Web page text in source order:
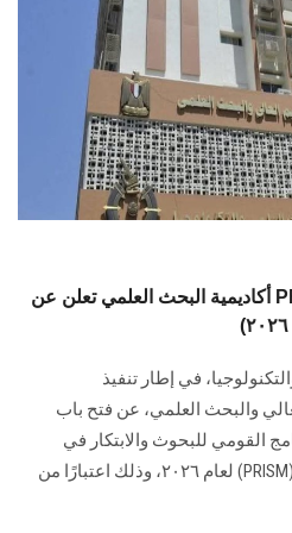
أكاديمية البحث العلمي تعلن عن PRISM فتح باب التقدم لبرنامج
في إطار تنفيذ
والبحث العلمي، عن فتح باب
القومي للبحوث والابتكار في
العلوم الصحية والطبية الحيوية (PRISM) لعام ٢٠٢٦، وذلك اعتبارًا من